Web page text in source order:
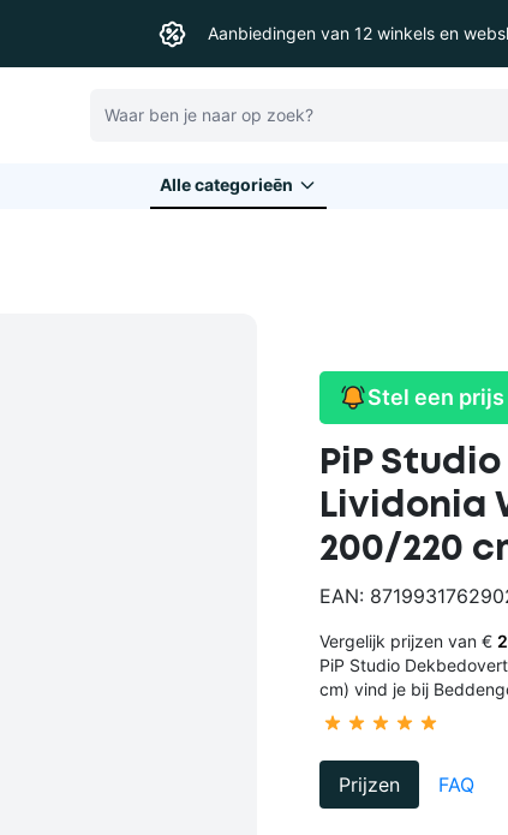
Aanbiedingen van 12 winkels en
Zoeken
Alle categorieēn
Stel een
PiP
Lividonia
200/220
EAN:
Vergelijk prijzen van €
PiP Studio
cm) vind je bij
Prijzen FAQ